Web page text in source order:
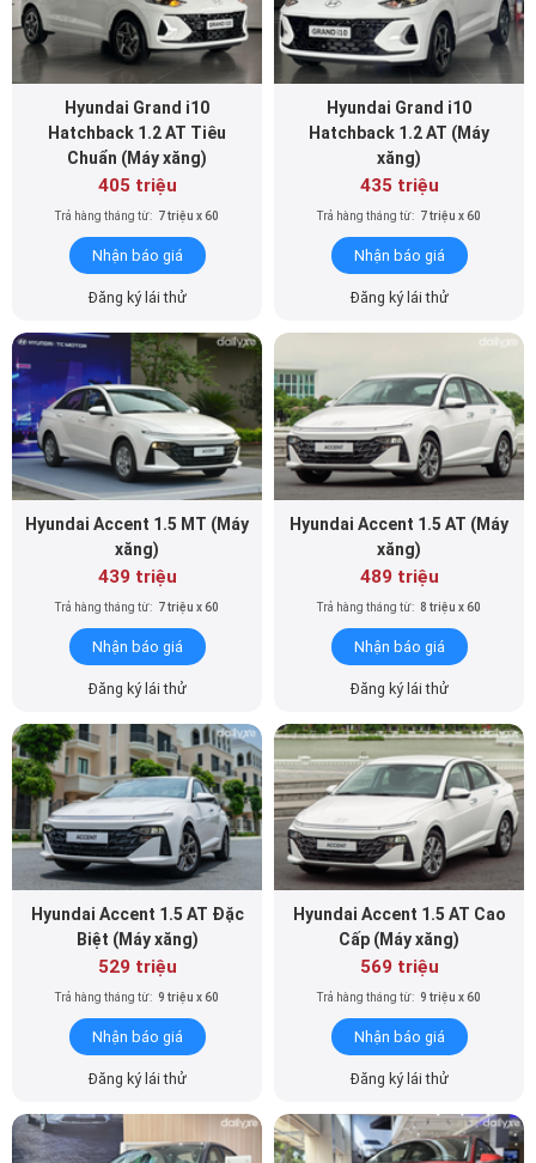
Hyundai Grand i10
Hatchback 1.2 AT Tiêu
Chuẩn (Máy xăng)
405 triệu
Trả hàng tháng từ: 7 triệu x 60
Nhận báo giá
Đăng ký lái thử
Hyundai Grand i10
Hatchback 1.2 AT (Máy
xăng)
435 triệu
Trả hàng tháng từ: 7 triệu x 60
Nhận báo giá
Đăng ký lái thử
Hyundai Accent 1.5 MT (Máy
xăng)
439 triệu
Trả hàng tháng từ: 7 triệu x 60
Nhận báo giá
Đăng ký lái thử
Hyundai Accent 1.5 AT (Máy
xăng)
489 triệu
Trả hàng tháng từ: 8 triệu x 60
Nhận báo giá
Đăng ký lái thử
Hyundai Accent 1.5 AT Đặc
Biệt (Máy xăng)
529 triệu
Trả hàng tháng từ: 9 triệu x 60
Nhận báo giá
Đăng ký lái thử
Hyundai Accent 1.5 AT Cao
Cấp (Máy xăng)
569 triệu
Trả hàng tháng từ: 9 triệu x 60
Nhận báo giá
Đăng ký lái thử